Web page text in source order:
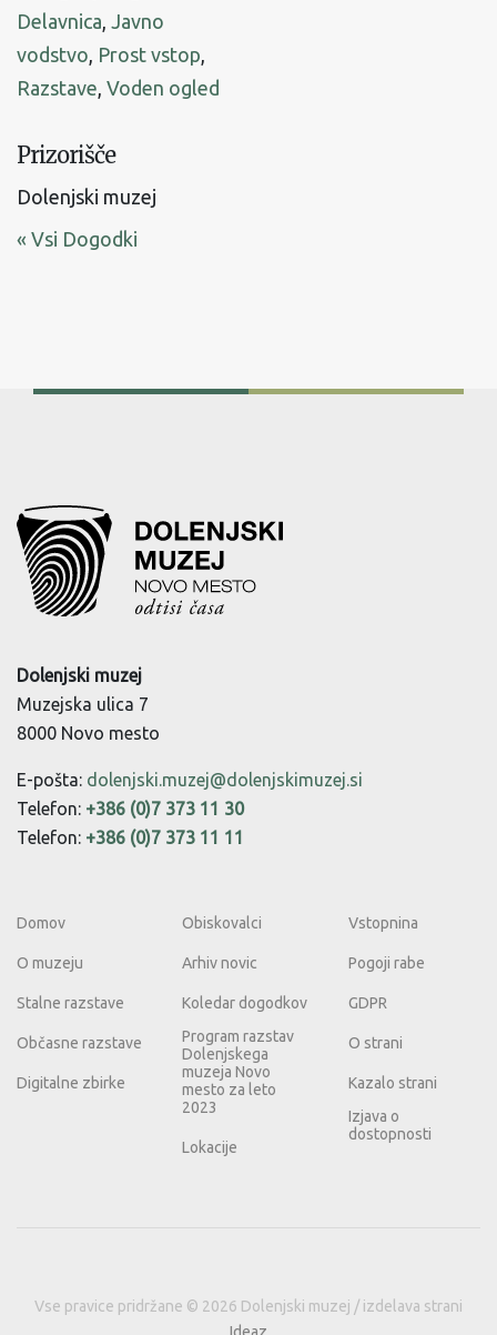
Delavnica Javno
vodstvo Prost vstop
Razstave Voden ogled
Prizorišče
Dolenjski muzej
« Vsi Dogodki
Dolenjski muzej
Muzejska ulica 7
8000 Novo mesto
E-pošta: dolenjski.muzej@dolenjskimuzej.si
Telefon: +386 (0)7 373 11 30
Telefon: +386 (0)7 373 11 11
Domov
O muzeju
Stalne razstave
Občasne razstave
Digitalne zbirke
Obiskovalci
Arhiv novic
Koledar dogodkov
Program razstav
Dolenjskega
muzeja Novo
mesto za leto
2023
Lokacije
Vstopnina
Pogoji rabe
GDPR
O strani
Kazalo strani
Izjava o
dostopnosti
Vse pravice pridržane © 2026 Dolenjski muzej / izdelava strani
Ideaz